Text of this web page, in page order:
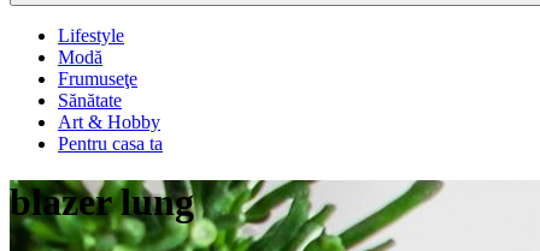
Lifestyle
Modă
Frumuseţe
Sănătate
Art & Hobby
Pentru casa ta
blazer lung